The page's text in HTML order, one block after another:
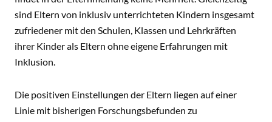
sind Eltern von inklusiv unterrichteten Kindern insgesamt
zufriedener mit den Schulen, Klassen und Lehrkräften
ihrer Kinder als Eltern ohne eigene Erfahrungen mit
Inklusion.
Die positiven Einstellungen der Eltern liegen auf einer
Linie mit bisherigen Forschungsbefunden zu